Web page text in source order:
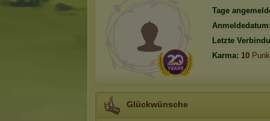
Tage
Letzte
Karma: 10
Glückwünsche